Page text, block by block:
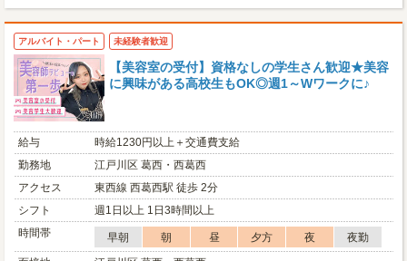
アルバイト・パート 未経験者歓迎
【美容室の受付】資格なしの学生さん歓迎★美容
に興味がある高校生もOK◎週1～Wワークに♪
給与
時給1230円以上＋交通費支給
勤務地
江戸川区 葛西・西葛西
アクセス
東西線 西葛西駅 徒歩 2分
シフト
週1日以上 1日3時間以上
時間帯
早朝 朝 昼 夕方 夜
夜勤